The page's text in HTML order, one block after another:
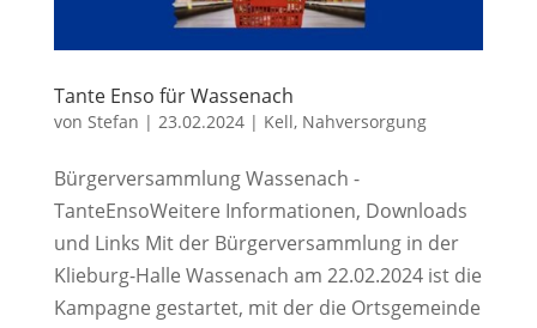
Tante Enso für Wassenach
von Stefan | 23.02.2024| Kell, Nahversorgung
Bürgerversammlung Wassenach -
TanteEnsoWeitere Informationen, Downloads
und Links Mit der Bürgerversammlung in der
Klieburg-Halle Wassenach am 22.02.2024 ist die
Kampagne gestartet, mit der die Ortsgemeinde